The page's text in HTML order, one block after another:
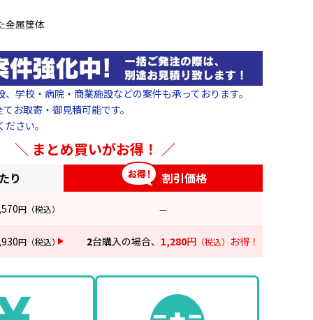
金属筐体
(うち4ポートPoE対応)
64W
on): 65.2W (220V/50Hz)最大 (PoE off): 65W
、学校・病院・商業施設などの案件も承っております。
お取寄・御見積可能です。
さい。
まとめ買いがお得！
り 割引価格
円 （税込） —
円 （税込） 2台購入の場合、 1,280円 （税込） お得！